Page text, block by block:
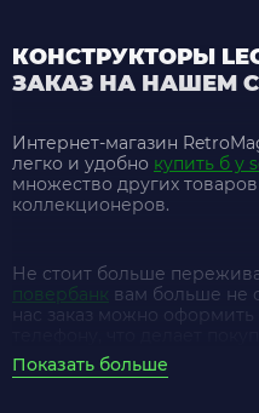
КОНСТРУКТОРЫ
ЗАКАЗ НА НАШЕМ
Интернет-магазин
легко и удобно купить б у
множество других
коллекционеров.
Не стоит больше
повербанк вам больше не
нас заказ можно оформить
Показать больше